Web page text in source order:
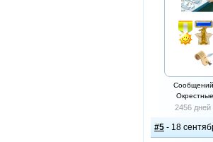
2456 дней
#5 - 18